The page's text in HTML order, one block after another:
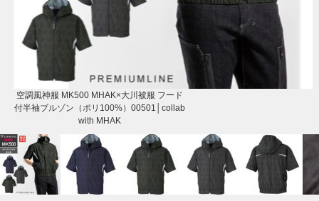
空調風神服 MK500 MHAK×大川被服 フード
付半袖ブルゾン（ポリ100%）00501│collab
with MHAK